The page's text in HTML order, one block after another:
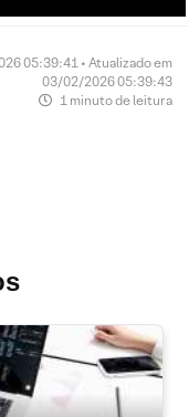
05:39:41 • Atualizado em
03/02/2026 05:39:43
1 minuto de leitura